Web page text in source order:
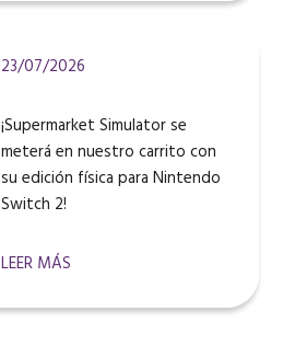
23/07/2026
¡Supermarket Simulator se
meterá en nuestro carrito con
su edición física para Nintendo
Switch 2!
LEER MÁS